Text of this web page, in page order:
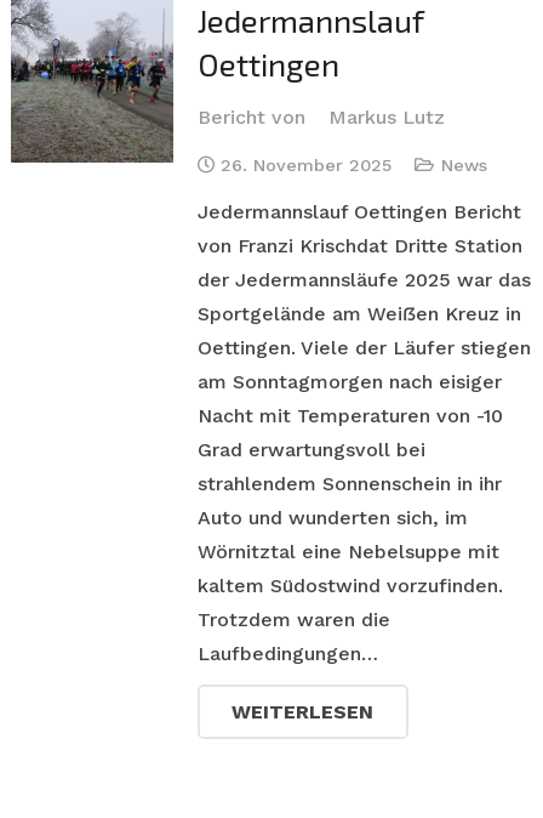
Jedermannslauf
Oettingen
Bericht von Markus Lutz
26. November 2025 News
Jedermannslauf Oettingen Bericht
von Franzi Krischdat Dritte Station
der Jedermannsläufe 2025 war das
Sportgelände am Weiẞen Kreuz in
Oettingen. Viele der Läufer stiegen
am Sonntagmorgen nach eisiger
Nacht mit Temperaturen von -10
Grad erwartungsvoll bei
strahlendem Sonnenschein in ihr
Auto und wunderten sich, im
Wörnitztal eine Nebelsuppe mit
kaltem Südostwind vorzufinden.
Trotzdem waren die
Laufbedingungen…
WEITERLESEN